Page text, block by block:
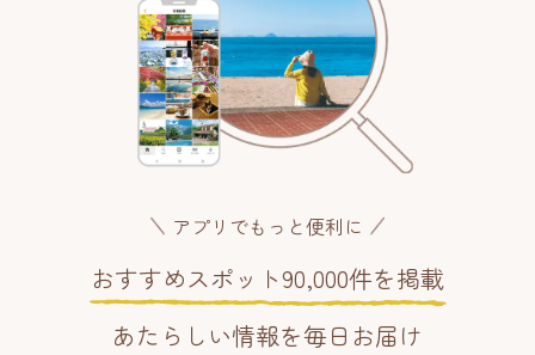
アプリでもっと便利に
おすすめスポット90,000件を掲載
あたらしい情報を毎日お届け